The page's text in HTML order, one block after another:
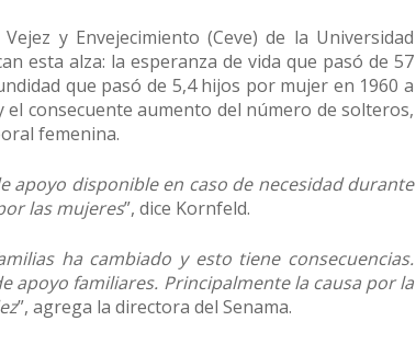
y Envejecimiento (Ceve) de la Universidad
esta alza: la esperanza de vida que pasó de 57
que pasó de 5,4 hijos por mujer en 1960 a
consecuente aumento del número de solteros,
femenina.
apoyo disponible en caso de necesidad durante
las mujeres”, dice Kornfeld.
ha cambiado y esto tiene consecuencias.
apoyo familiares. Principalmente la causa por la
”, agrega la directora del Senama.